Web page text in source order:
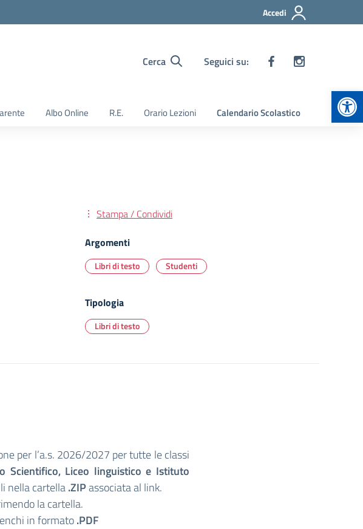
Accedi
Cerca Seguici su:
Albo Online R.E. Orario Lezioni Calendario Scolastico
Stampa / Condividi
Argomenti
Libri di testo Studenti
Tipologia
Libri di testo
per l’a.s. 2026/2027 per tutte le classi
Scientifico, Liceo linguistico e Istituto
nella cartella.ZIPassociata al link.
la cartella.
in formato.PDF